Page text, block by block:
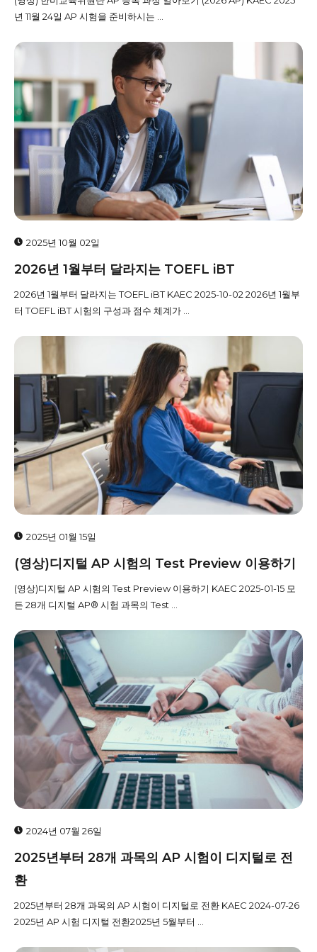
년 11월 24일 AP 시험을 준비하시는 ...
2025년 10월 02일
2026년 1월부터 달라지는 TOEFL iBT
2026년 1월부터 달라지는 TOEFL iBT KAEC 2025-10-02 2026년 1월부
터 TOEFL iBT 시험의 구성과 점수 체계가 ...
2025년 01월 15일
(영상)디지털 AP 시험의 Test Preview 이용하기
(영상)디지털 AP 시험의 Test Preview 이용하기 KAEC 2025-01-15 모
든 28개 디지털 AP® 시험 과목의 Test ...
2024년 07월 26일
2025년부터 28개 과목의 AP 시험이 디지털로 전
환
2025년부터 28개 과목의 AP 시험이 디지털로 전환 KAEC 2024-07-26
2025년 AP 시험 디지털 전환2025년 5월부터 ...